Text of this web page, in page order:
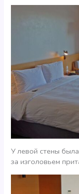
У левой стены
за изголовьем